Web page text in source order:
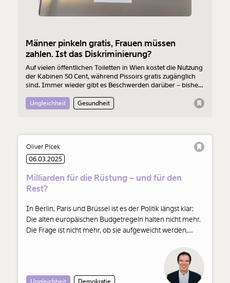
beginnt mit Dir!
Männer pinkeln gratis, Frauen müssen
zahlen. Ist das Diskriminierung?
Auf vielen öffentlichen Toiletten in Wien kostet die Nutzung
der Kabinen 50 Cent, während Pissoirs gratis zugänglich
sind. Immer wieder gibt es Beschwerden darüber – bisher
Diskriminierung klagen.
Ungleichheit Gesundheit
Oliver Picek
06.03.2025
Milliarden für die Rüstung – und für den
Rest?
In Berlin, Paris und Brüssel ist es der Politik längst klar:
Die alten europäischen Budgetregeln halten nicht mehr.
Die Frage ist nicht mehr, ob sie aufgeweicht werden,
Verteidigungsausgaben gelockert? Oder nutzt Europa
diese historische Gelegenheit für eine echte Wende?
Oliver Picek kommentiert.